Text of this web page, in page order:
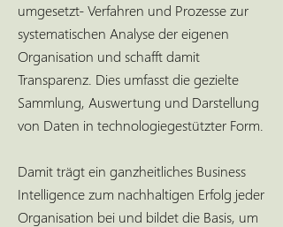
umgesetzt- Verfahren und Prozesse zur
systematischen Analyse der eigenen
Organisation und schafft damit
Transparenz. Dies umfasst die gezielte
Sammlung, Auswertung und Darstellung
von Daten in technologiegestützter Form.
Damit trägt ein ganzheitliches Business
Intelligence zum nachhaltigen Erfolg jeder
Organisation bei und bildet die Basis, um